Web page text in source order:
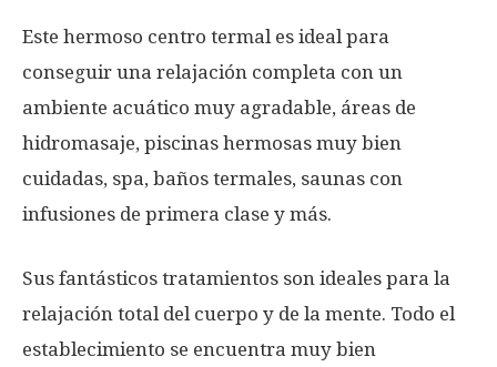
Este hermoso centro termal es ideal para
conseguir una relajación completa con un
ambiente acuático muy agradable, áreas de
hidromasaje, piscinas hermosas muy bien
cuidadas, spa, baños termales, saunas con
infusiones de primera clase y más.
Sus fantásticos tratamientos son ideales para la
relajación total del cuerpo y de la mente. Todo el
establecimiento se encuentra muy bien